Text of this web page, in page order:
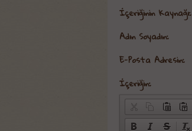
İçeriğinin Kaynağı:
Adın Soyadın:
E-Posta Adresin:
İçeriğin: